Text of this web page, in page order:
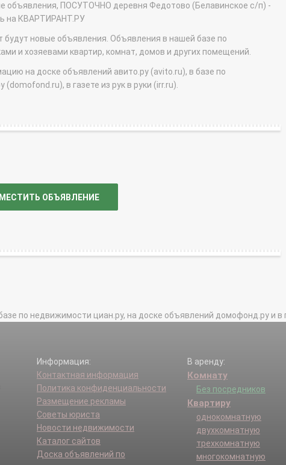
объявления, ПОСУТОЧНО деревня Федотово (Белавинское с/п) -
на КВАРТИРАНТ.РУ
будут новые объявления. Объявления в нашей базе по
и хозяевами квартир, комнат, домов и других помещений.
на доске объявлений авито.ру (avito.ru), в базе по
в газете из рук в руки (irr.ru).
ОБЪЯВЛЕНИЕ
по недвижимости циан.ру, на доске объявлений домофонд.ру и в
Информация:
Контактная информация
Политика конфиденциальности
Размещение рекламы
Советы юриста
Новости недвижимости
Каталог сайтов
Доска объявлений по
В аренду:
Комнату
Без посредников
Квартиру
однокомнатную
двухкомнатную
трехкомнатную
многокомнатную